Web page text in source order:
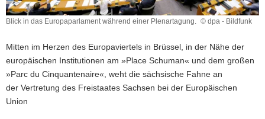
a
v
Blick in das Europaparlament während einer Plenartagung. © dpa - Bildfunk
in
Europaparlament
während
einer
Plenartagung.
Mitten im Herzen des Europaviertels in Brüssel, in der Nähe der
europäischen Institutionen am »Place Schuman« und dem großen
»Parc du Cinquantenaire«, weht die sächsische Fahne an
der Vertretung des Freistaates Sachsen bei der Europäischen
Union